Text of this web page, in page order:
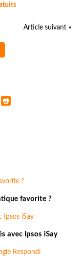
Article suivant »
favorite ?
avec Ipsos iSay